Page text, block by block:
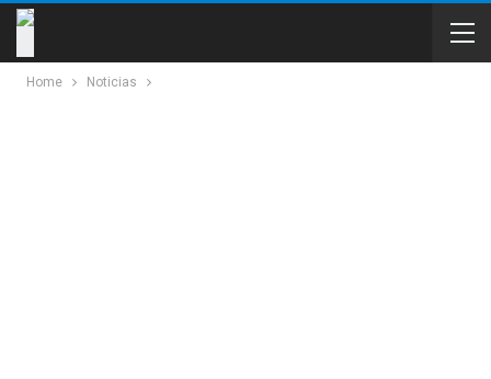
Home Noticias